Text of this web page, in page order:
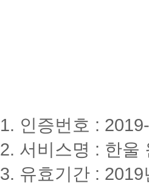
1. 인증번호 :
2. 서비스명 : 한울
3. 유효기간 :